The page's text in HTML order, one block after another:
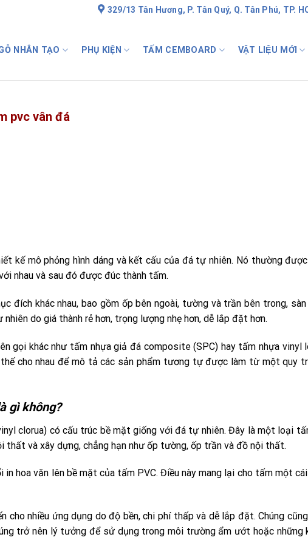
329/13 Tân Hương, P. Tân Quý, Q. Tân Phú, TP.
NHÂN TẠO PHỤ KIỆN TẤM CEMBOARD VẬT LIỆU MỚI
pvc vân đá
kế mô phỏng hình dáng và kết cấu của đá tự nhiên. Nó thường
nhau và sau đó được đúc thành tấm.
đích khác nhau, bao gồm ốp bên ngoài, tường và trần bên trong,
do giá thành rẻ hơn, trọng lượng nhẹ hơn, dễ lắp đặt hơn.
gọi khác như tấm nhựa giả đá composite (SPC) hay tấm nhựa vinyl
cho nhau để mô tả các sản phẩm tương tự được làm từ một quy
gì không?
clorua) có cấu trúc bề mặt giống với đá tự nhiên. Đây là một loại
và xây dựng, chẳng hạn như ốp tường, ốp trần và đồ nội thất.
hoa văn lên bề mặt của tấm PVC. Điều này mang lại cho tấm một cái
cho nhiều ứng dụng do độ bền, chi phí thấp và dễ lắp đặt. Chúng
trở nên lý tưởng để sử dụng trong môi trường ẩm ướt hoặc những